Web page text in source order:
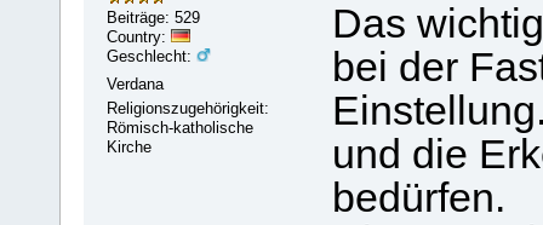
Beiträge: 529
Country:
Geschlecht:
Verdana
Religionszugehörigkeit:
Römisch-katholische
Kirche
Das
bei der
und die
bedürfen.